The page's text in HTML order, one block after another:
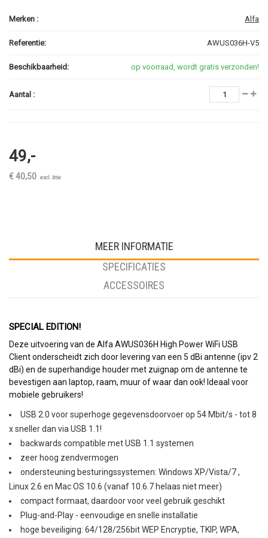
Merken : Alfa
Referentie: AWUS036H-V5
Beschikbaarheid: op voorraad, wordt gratis verzonden!
Aantal :
49,-
€ 40,50 excl. btw
MEER INFORMATIE
SPECIFICATIES
ACCESSOIRES
SPECIAL EDITION!
Deze uitvoering van de Alfa AWUS036H High Power WiFi USB
Client onderscheidt zich door levering van een 5 dBi antenne (ipv 2
dBi) en de superhandige houder met zuignap om de antenne te
bevestigen aan laptop, raam, muur of waar dan ook! Ideaal voor
mobiele gebruikers!
USB 2.0 voor superhoge gegevensdoorvoer op 54 Mbit/s - tot 8
x sneller dan via USB 1.1!
backwards compatible met USB 1.1 systemen
zeer hoog zendvermogen
ondersteuning besturingssystemen: Windows XP/Vista/7 ,
Linux 2.6 en Mac OS 10.6 (vanaf 10.6.7 helaas niet meer)
compact formaat, daardoor voor veel gebruik geschikt
Plug-and-Play - eenvoudige en snelle installatie
hoge beveiliging: 64/128/256bit WEP Encryptie, TKIP, WPA,